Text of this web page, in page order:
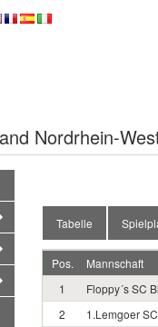
Nordrhein-
Tabelle
Pos. Mannschaft
1
Floppy´s SC
2
1.Lemgoer